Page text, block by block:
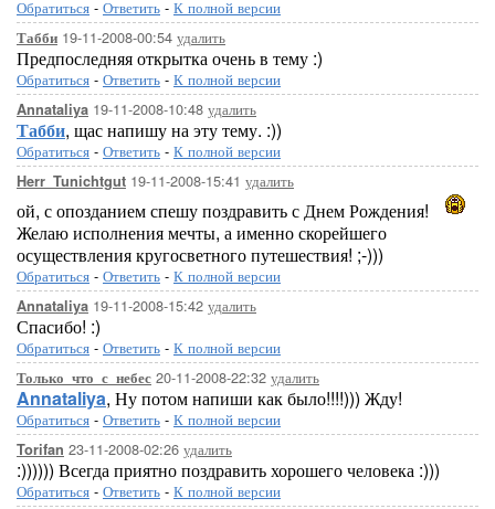
Обратиться - Ответить - К полной версии
Табби 19-11-2008-00:54 удалить
Предпоследняя открытка очень в тему :)
Обратиться - Ответить - К полной версии
Annataliya 19-11-2008-10:48 удалить
Табби, щас напишу на эту тему. :))
Обратиться - Ответить - К полной версии
Herr_Tunichtgut 19-11-2008-15:41 удалить
ой, с опозданием спешу поздравить с Днем Рождения!
Желаю исполнения мечты, а именно скорейшего
осуществления кругосветного путешествия! ;-)))
Обратиться - Ответить - К полной версии
Annataliya 19-11-2008-15:42 удалить
Спасибо! :)
Обратиться - Ответить - К полной версии
Только_что_с_небес 20-11-2008-22:32 удалить
Annataliya, Ну потом напиши как было!!!!))) Жду!
Обратиться - Ответить - К полной версии
Torifan 23-11-2008-02:26 удалить
:)))))) Всегда приятно поздравить хорошего человека :)))
Обратиться - Ответить - К полной версии